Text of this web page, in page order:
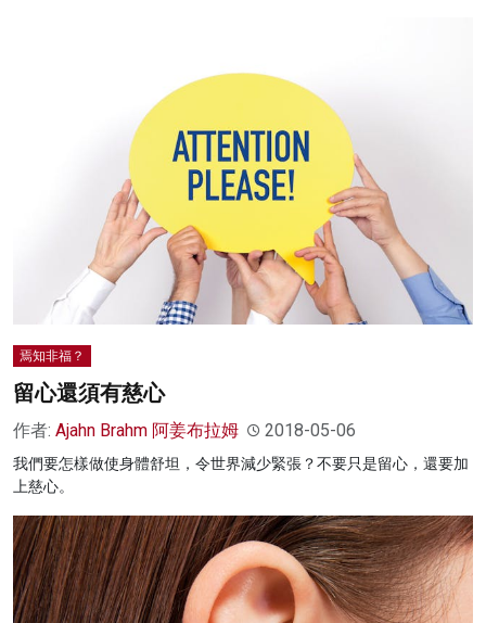
焉知非福？
留心還須有慈心
作者: Ajahn Brahm 阿姜布拉姆 2018-05-06
我們要怎樣做使身體舒坦，令世界減少緊張？不要只是留心，還要加
上慈心。